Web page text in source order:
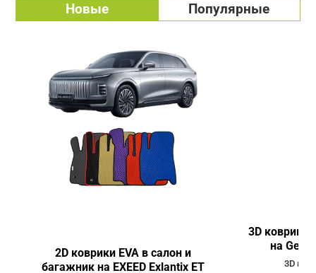
Новые Популярные
2D коврики EVA в салон и
багажник на EXEED Exlantix ET
3D коврики
на
3D